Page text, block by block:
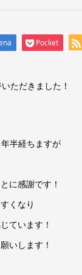
Pocket
ただきました！
半経ちますが
に感謝です！
くなり
ています！
いします！